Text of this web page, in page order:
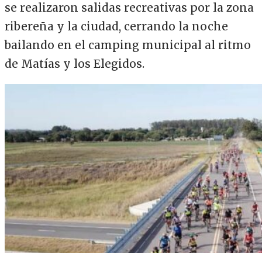
se realizaron salidas recreativas por la zona
ribereña y la ciudad, cerrando la noche
bailando en el camping municipal al ritmo
de Matías y los Elegidos.